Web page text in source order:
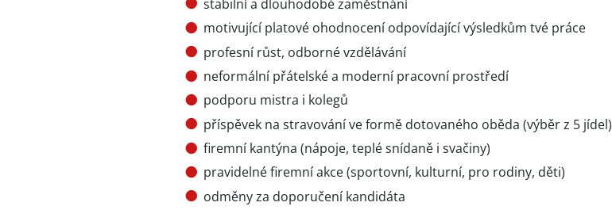
stabilní a dlouhodobé zaměstnání
motivující platové ohodnocení odpovídající výsledkům tvé práce
profesní růst, odborné vzdělávání
neformální přátelské a moderní pracovní prostředí
podporu mistra i kolegů
příspěvek na stravování ve formě dotovaného oběda (výběr z 5 jídel)
firemní kantýna (nápoje, teplé snídaně i svačiny)
pravidelné firemní akce (sportovní, kulturní, pro rodiny, děti)
odměny za doporučení kandidáta